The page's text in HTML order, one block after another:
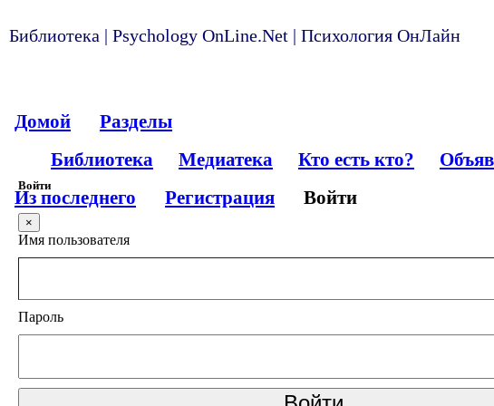
Библиотека | Psychology OnLine.Net | Психология ОнЛайн
Домой
Разделы
Библиотека
Медиатека Кто есть кто?
Из последнего
Регистрация Войти
Войти
×
Имя пользователя
Пароль